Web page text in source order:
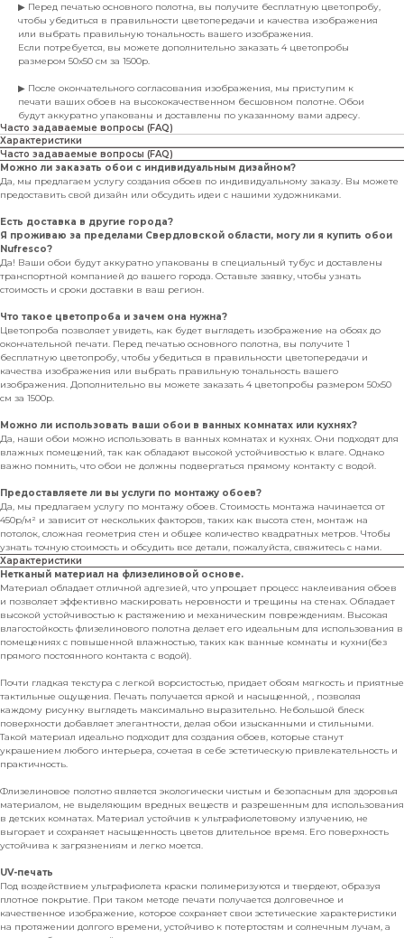
▶ Перед печатью основного полотна, вы получите бесплатную цветопробу,
чтобы убедиться в правильности цветопередачи и качества изображения
или выбрать правильную тональность вашего изображения.
Если потребуется, вы можете дополнительно заказать 4 цветопробы
размером 50х50 см за 1500р.
▶ После окончательного согласования изображения, мы приступим к
печати ваших обоев на высококачественном бесшовном полотне. Обои
будут аккуратно упакованы и доставлены по указанному вами адресу.
Часто задаваемые вопросы (FAQ)
Характеристики
Часто задаваемые вопросы (FAQ)
Можно ли заказать обои с индивидуальным дизайном?
Да, мы предлагаем услугу создания обоев по индивидуальному заказу. Вы можете
предоставить свой дизайн или обсудить идеи с нашими художниками.
Есть доставка в другие города?
Я проживаю за пределами Свердловской области, могу ли я купить обои
Nufresco?
Да! Ваши обои будут аккуратно упакованы в специальный тубус и доставлены
транспортной компанией до вашего города. Оставьте заявку, чтобы узнать
стоимость и сроки доставки в ваш регион.
Что такое цветопроба и зачем она нужна?
Цветопроба позволяет увидеть, как будет выглядеть изображение на обоях до
окончательной печати. Перед печатью основного полотна, вы получите 1
бесплатную цветопробу, чтобы убедиться в правильности цветопередачи и
качества изображения или выбрать правильную тональность вашего
изображения. Дополнительно вы можете заказать 4 цветопробы размером 50х50
см за 1500р.
Можно ли использовать ваши обои в ванных комнатах или кухнях?
Да, наши обои можно использовать в ванных комнатах и кухнях. Они подходят для
влажных помещений, так как обладают высокой устойчивостью к влаге. Однако
важно помнить, что обои не должны подвергаться прямому контакту с водой.
Предоставляете ли вы услуги по монтажу обоев?
Да, мы предлагаем услугу по монтажу обоев. Стоимость монтажа начинается от
450р/м² и зависит от нескольких факторов, таких как высота стен, монтаж на
потолок, сложная геометрия стен и общее количество квадратных метров. Чтобы
узнать точную стоимость и обсудить все детали, пожалуйста, свяжитесь с нами.
Характеристики
Нетканый материал на флизелиновой основе.
Материал обладает отличной адгезией, что упрощает процесс наклеивания обоев
и позволяет эффективно маскировать неровности и трещины на стенах. Обладает
высокой устойчивостью к растяжению и механическим повреждениям. Высокая
влагостойкость флизелинового полотна делает его идеальным для использования в
помещениях с повышенной влажностью, таких как ванные комнаты и кухни(без
прямого постоянного контакта с водой).
Почти гладкая текстура с легкой ворсистостью, придает обоям мягкость и приятные
тактильные ощущения. Печать получается яркой и насыщенной, , позволяя
каждому рисунку выглядеть максимально выразительно. Небольшой блеск
поверхности добавляет элегантности, делая обои изысканными и стильными.
Такой материал идеально подходит для создания обоев, которые станут
украшением любого интерьера, сочетая в себе эстетическую привлекательность и
практичность.
Флизелиновое полотно является экологически чистым и безопасным для здоровья
материалом, не выделяющим вредных веществ и разрешенным для использования
в детских комнатах. Материал устойчив к ультрафиолетовому излучению, не
выгорает и сохраняет насыщенность цветов длительное время. Его поверхность
устойчива к загрязнениям и легко моется.
UV-печать
Под воздействием ультрафиолета краски полимеризуются и твердеют, образуя
плотное покрытие. При таком методе печати получается долговечное и
качественное изображение, которое сохраняет свои эстетические характеристики
на протяжении долгого времени, устойчиво к потертостям и солнечным лучам, а